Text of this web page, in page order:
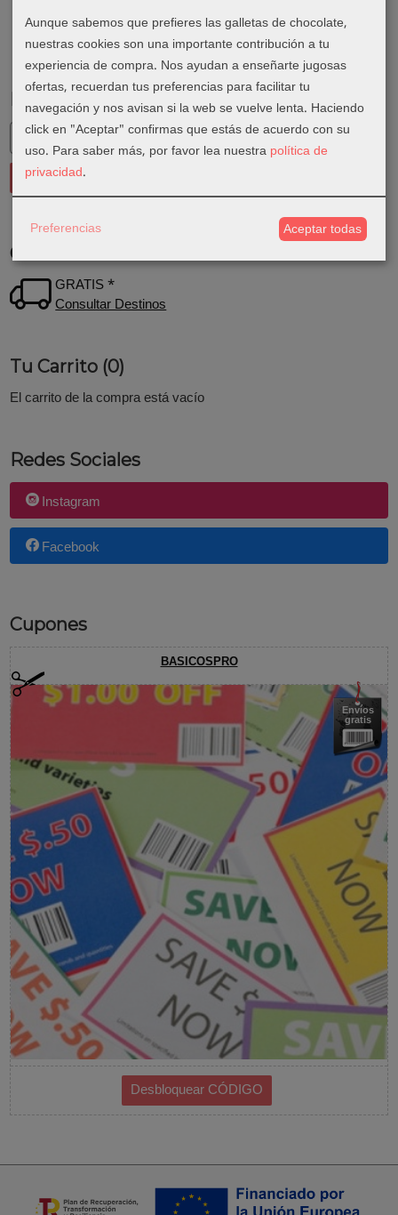
Marcas
Costes de Envío
GRATIS *
Consultar Destinos
Tu Carrito (0)
El carrito de la compra está vacío
Redes Sociales
Instagram
Facebook
Cupones
BASICOSPRO
Envíos
gratis
Aunque sabemos que prefieres las galletas de chocolate,
nuestras cookies son una importante contribución a tu
experiencia de compra. Nos ayudan a enseñarte jugosas
ofertas, recuerdan tus preferencias para facilitar tu
navegación y nos avisan si la web se vuelve lenta. Haciendo
click en "Aceptar" confirmas que estás de acuerdo con su
uso. Para saber más, por favor lea nuestra política de
privacidad.
Preferencias Aceptar todas